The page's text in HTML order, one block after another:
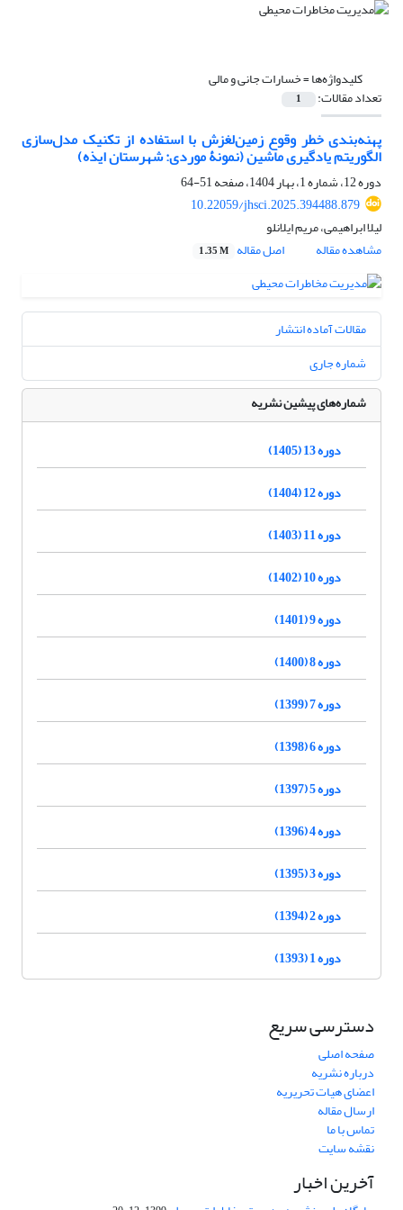
کلیدواژه‌ها =خسارات جانی و مالی
تعداد مقالات: 1
پهنه‌بندی خطر وقوع زمین‌لغزش با استفاده از تکنیک مدل‌سازی
الگوریتم یادگیری ماشین (نمونۀ موردی: شهرستان ایذه)
دوره 12، شماره 1، بهار 1404، صفحه
51-64
10.22059/jhsci.2025.394488.879
لیلا ابراهیمی، مریم ایلانلو
مشاهده مقاله
اصل مقاله 1.35 M
مقالات آماده انتشار
شماره جاری
شماره‌های پیشین نشریه
دوره 13 (1405)
دوره 12 (1404)
دوره 11 (1403)
دوره 10 (1402)
دوره 9 (1401)
دوره 8 (1400)
دوره 7 (1399)
دوره 6 (1398)
دوره 5 (1397)
دوره 4 (1396)
دوره 3 (1395)
دوره 2 (1394)
دوره 1 (1393)
دسترسی سریع
صفحه اصلی
درباره نشریه
اعضای هیات تحریریه
ارسال مقاله
تماس با ما
نقشه سایت
آخرین اخبار